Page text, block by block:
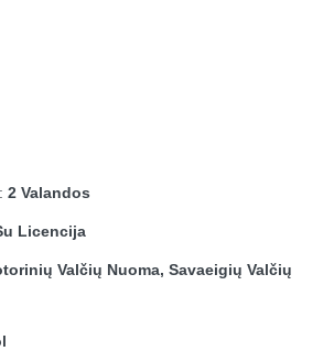
2 Valandos
Licencija
Valčių Nuoma, Savaeigių Valčių